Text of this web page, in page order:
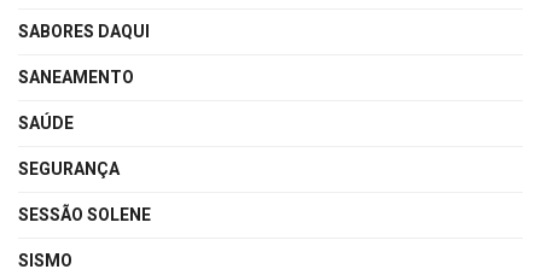
SABORES DAQUI
SANEAMENTO
SAÚDE
SEGURANÇA
SESSÃO SOLENE
SISMO